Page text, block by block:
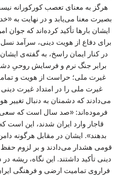
هرگز به معنای تعصب کورکورانه
بصیرت معنا می‌یابد و در نهایت به
ایشان بارها تأکید کرده‌اند که
برای دفاع از هویت دینی، سرآمد
در کنار ایمان راسخ، به گفته‌ی
غیرت ملی؛ حراست از هویت و
غیرت ملی را در امتداد غیرت
می‌دادند که دشمنان به دنبال تغییر
فرموده‌اند: «صد سال است که سعی
قاجار وارد ایران شدند، این است
بدهند». ایشان در مقابل هرگونه
قومی هشدار می‌دادند و بر لزوم
دینی تأکید داشتند. این نگاه، ریشه
فراروی تمامیت ارضی و فرهنگی